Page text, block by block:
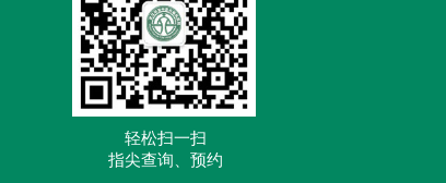
轻松扫一扫
指尖查询、预约